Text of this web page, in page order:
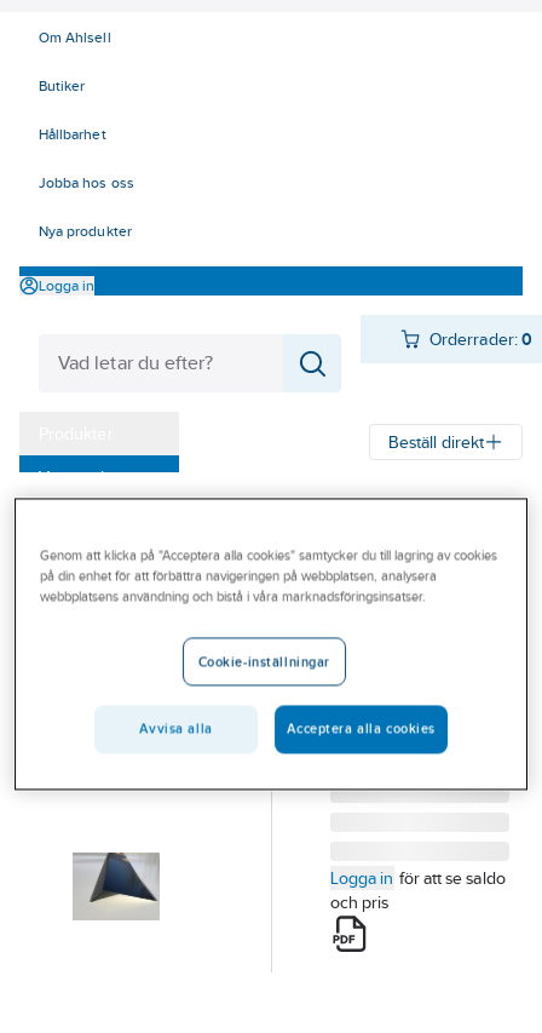
Om Ahlsell
Butiker
Hållbarhet
Jobba hos oss
Nya produkter
Logga in
Orderrader:0
Varumärken
Outlet
Branscher
Beställ direkt
Fotplåt
MM SVART POLY 0.6
MM L=2000 MM
Lev. artikelnr: AH02
Logga in för att se saldo
och pris
Genom att klicka på "Acceptera alla cookies" samtycker du till lagring av cookies
på din enhet för att förbättra navigeringen på webbplatsen, analysera
webbplatsens användning och bistå i våra marknadsföringsinsatser.
Cookie-inställningar
Avvisa alla Acceptera alla cookies